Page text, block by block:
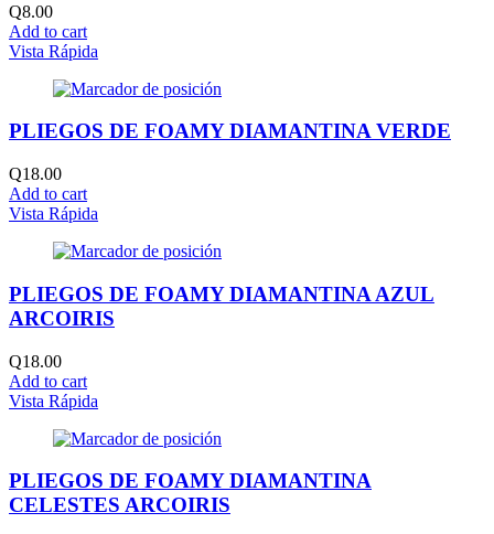
Q8.00
Add to cart
Vista Rápida
PLIEGOS DE FOAMY DIAMANTINA VERDE
Q18.00
Add to cart
Vista Rápida
PLIEGOS DE FOAMY DIAMANTINA AZUL
ARCOIRIS
Q18.00
Add to cart
Vista Rápida
PLIEGOS DE FOAMY DIAMANTINA
CELESTES ARCOIRIS